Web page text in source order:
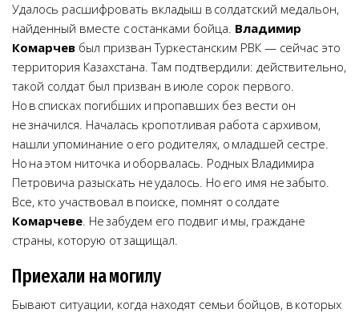
Удалось расшифровать вкладыш в солдатский медальон,
найденный вместе с останками бойца. Владимир
Комарчев был призван Туркестанским РВК — сейчас это
территория Казахстана. Там подтвердили: действительно,
такой солдат был призван в июле сорок первого.
Но в списках погибших и пропавших без вести он
не значился. Началась кропотливая работа с архивом,
нашли упоминание о его родителях, о младшей сестре.
Но на этом ниточка и оборвалась. Родных Владимира
Петровича разыскать не удалось. Но его имя не забыто.
Все, кто участвовал в поиске, помнят о солдате
Комарчеве. Не забудем его подвиг и мы, граждане
страны, которую от защищал.
Приехали на могилу
Бывают ситуации, когда находят семьи бойцов, в которых